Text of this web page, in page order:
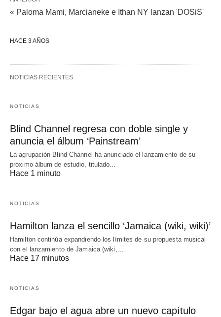
« Paloma Mami, Marcianeke e Ithan NY lanzan 'DOSiS'
HACE 3 AÑOS
NOTICIAS RECIENTES
NOTICIAS
Blind Channel regresa con doble single y
anuncia el álbum ‘Painstream’
La agrupación Blind Channel ha anunciado el lanzamiento de su
próximo álbum de estudio, titulado…
Hace 1 minuto
NOTICIAS
Hamilton lanza el sencillo ‘Jamaica (wiki, wiki)’
Hamilton continúa expandiendo los límites de su propuesta musical
con el lanzamiento de Jamaica (wiki,…
Hace 17 minutos
NOTICIAS
Edgar bajo el agua abre un nuevo capítulo